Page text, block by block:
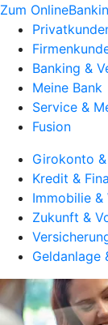
Zum
Banking &
Meine Bank
Service &
Fusion
Girokonto
Kredit &
Immobilie &
Zukunft &
Geldanlage